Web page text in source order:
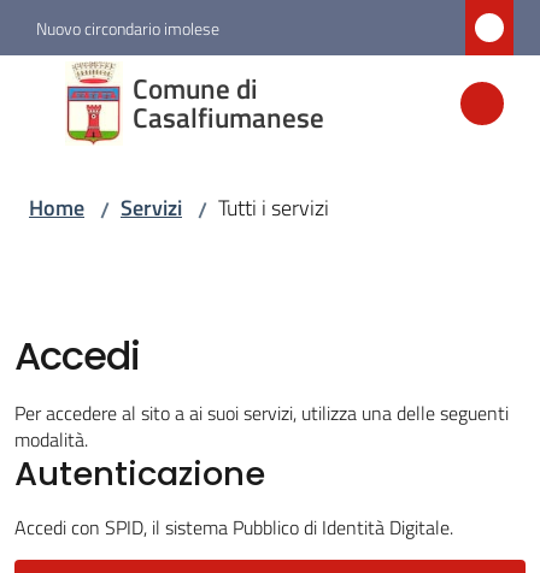
Vai al contenuto
Vai alla navigazione
Vai al footer
Nuovo circondario imolese
Comune di
Casalfiumanese
Comune di
Casalfiumanese
Amministrazione
Servizi
Vivere
Casalfiumanese
Home / Servizi / Tutti i servizi
Accedi
Per accedere al sito a ai suoi servizi, utilizza una delle seguenti
modalità.
Autenticazione
Accedi con SPID, il sistema Pubblico di Identità Digitale.